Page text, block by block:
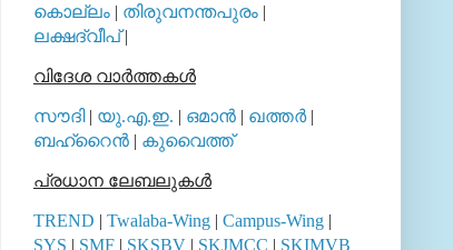
കൊല്ലം | തിരുവനന്തപുരം |
ലക്ഷദ്വീപ്|
വിദേശ വാര്‍ത്തകള്‍
സൗദി| യു.എ.ഇ. | ഒമാന്‍ | ഖത്തര്‍|
ബഹ്റൈന്‍ | കുവൈത്ത്
പ്രധാന ലേബലുകള്‍
TREND | Twalaba-Wing | Campus-Wing |
SYS | SMF | SKSBV | SKJMCC | SKIMVB